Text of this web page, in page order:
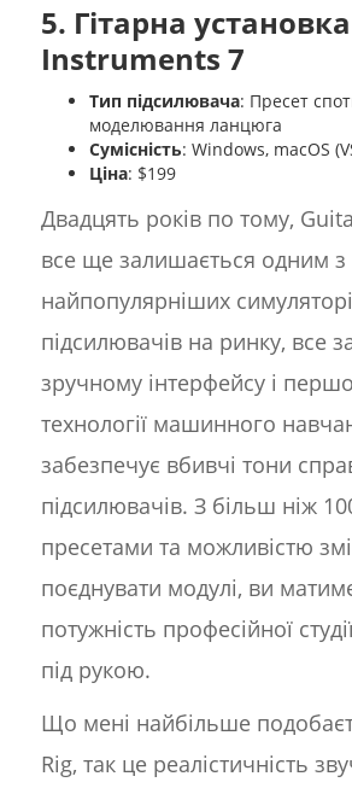
5. Гітарна
Instruments 7
Тип підсилювача: Пресет
моделювання ланцюга
Сумісність: Windows, macOS
Ціна: $199
Двадцять років по тому,
все ще залишається одним з
найпопулярніших
підсилювачів на ринку, все
зручному інтерфейсу і
технології машинного
забезпечує вбивчі тони
підсилювачів. З більш ніж
пресетами та можливістю
поєднувати модулі, ви
потужність професійної
під рукою.
Що мені найбільше
Rig, так це реалістичність